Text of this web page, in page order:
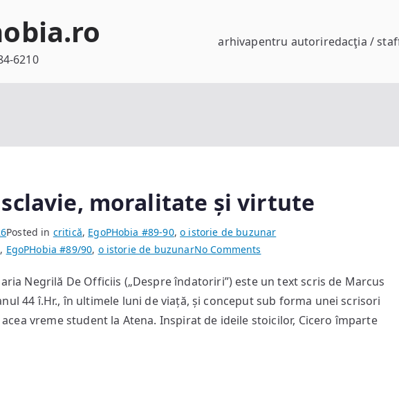
6210
arhivapentru autoriredacţia /
sclavie, moralitate și virtute
Posted in critică, EgoPHobia #89-90,o istorie de buzunar
, EgoPHobia #89/90, o istorie de buzunarNo Comments
despre
sclavie,
moralitate
Negrilă De Officiis („Despre îndatoriri”) este un text scris de Marcus
44 î.Hr., în ultimele luni de viață, și conceput sub forma unei scrisori
vreme student la Atena. Inspirat de ideile stoicilor, Cicero împarte